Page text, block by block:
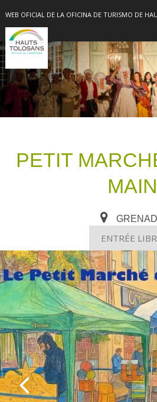
WEB OFICIAL DE LA OFICINA DE TURISMO DE
PETIT
MAIN
ENTRÉE